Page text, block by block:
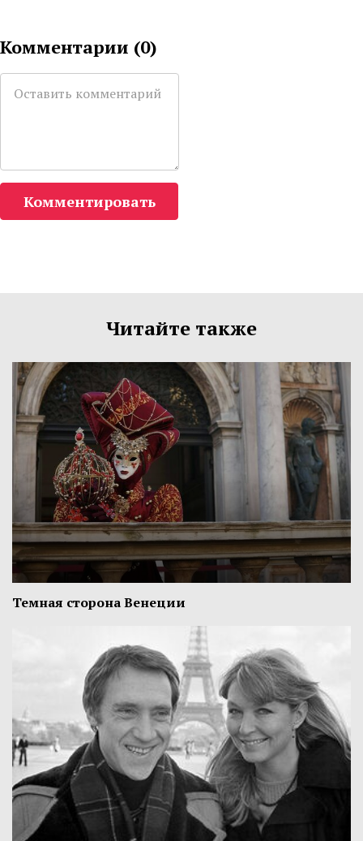
Комментарии (0)
Комментировать
Читайте также
Темная сторона Венеции